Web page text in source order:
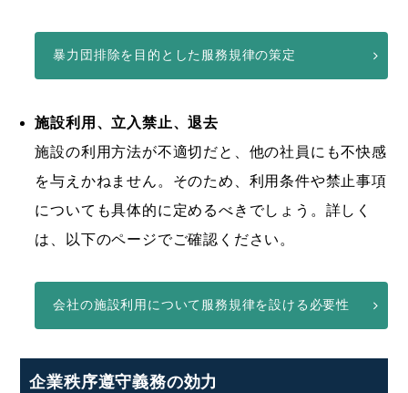
暴力団排除を目的とした服務規律の策定
施設利用、立入禁止、退去
施設の利用方法が不適切だと、他の社員にも不快感
を与えかねません。そのため、利用条件や禁止事項
についても具体的に定めるべきでしょう。詳しく
は、以下のページでご確認ください。
会社の施設利用について服務規律を設ける必要性
企業秩序遵守義務の効力